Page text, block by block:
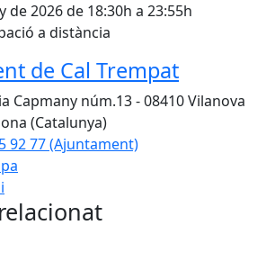
de 2026 de 18:30h a 23:55h
a distància
de Cal Trempat
Capmany núm.13 - 08410 Vilanova
(Catalunya)
92 77 (Ajuntament)